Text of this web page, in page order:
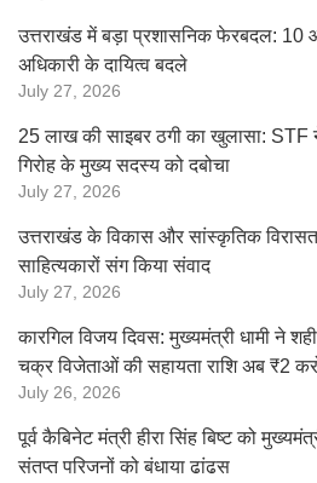
उत्तराखंड में बड़ा प्रशासनिक फेरबदल:
अधिकारी के दायित्व बदले
July 27, 2026
25 लाख की साइबर ठगी का खुलासा: STF
गिरोह के मुख्य सदस्य को दबोचा
July 27, 2026
उत्तराखंड के विकास और सांस्कृतिक विरासत
साहित्यकारों संग किया संवाद
July 27, 2026
कारगिल विजय दिवस: मुख्यमंत्री धामी ने
चक्र विजेताओं की सहायता राशि अब ₹2
July 26, 2026
पूर्व कैबिनेट मंत्री हीरा सिंह बिष्ट को
संतप्त परिजनों को बंधाया ढांढस